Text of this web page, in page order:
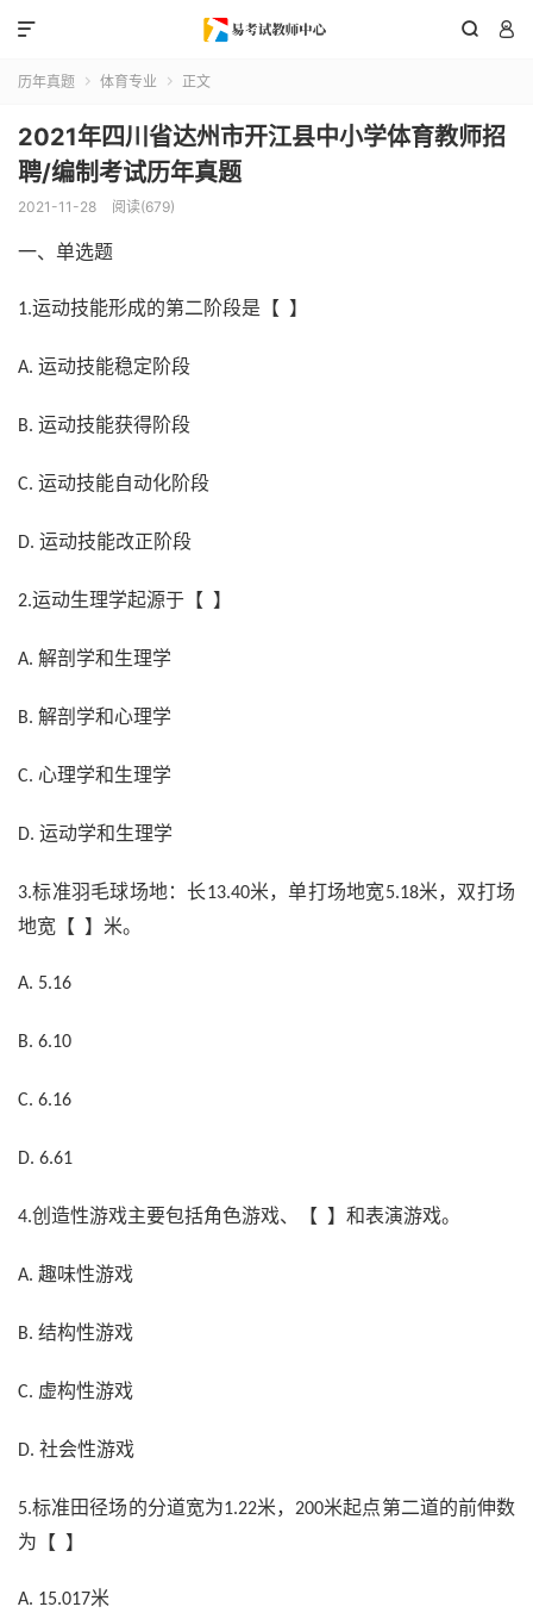
 

历年真题  体育专业  正文
2021年四川省达州市开江县中小学体育教师招
聘/编制考试历年真题
2021-11-28 阅读(679)
一、单选题
1.运动技能形成的第二阶段是【 】
A. 运动技能稳定阶段
B. 运动技能获得阶段
C. 运动技能自动化阶段
D. 运动技能改正阶段
2.运动生理学起源于【 】
A. 解剖学和生理学
B. 解剖学和心理学
C. 心理学和生理学
D. 运动学和生理学
3.标准羽毛球场地：长13.40米，单打场地宽5.18米，双打场
地宽【 】米。
A. 5.16
B. 6.10
C. 6.16
D. 6.61
4.创造性游戏主要包括角色游戏、【 】和表演游戏。
A. 趣味性游戏
B. 结构性游戏
C. 虚构性游戏
D. 社会性游戏
5.标准田径场的分道宽为1.22米， 200米起点第二道的前伸数
为【 】
A. 15.017米